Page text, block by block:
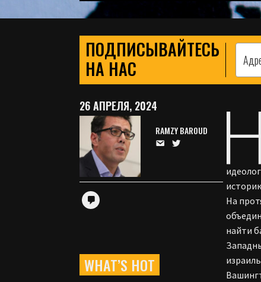
ПОДПИСЫВАЙТЕСЬ
НА НАС
На
найти
26 АПРЕЛЯ, 2024
RAMZY BAROUD
WHAT’S HOT